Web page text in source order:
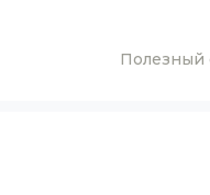
Полезный